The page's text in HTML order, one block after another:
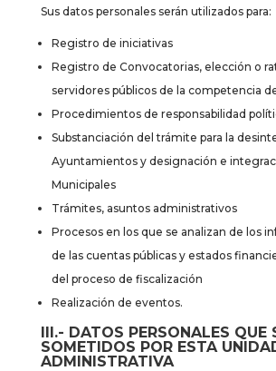
Sus datos personales serán utilizados para:
Registro de iniciativas
Registro de Convocatorias, elección o
servidores públicos de la competencia
Procedimientos de responsabilidad
Substanciación del trámite para la
Ayuntamientos y designación e
Municipales
Trámites, asuntos administrativos
Procesos en los que se analizan de los
de las cuentas públicas y estados
del proceso de fiscalización
Realización de eventos.
III.- DATOS PERSONALES QUE
SOMETIDOS POR ESTA
ADMINISTRATIVA